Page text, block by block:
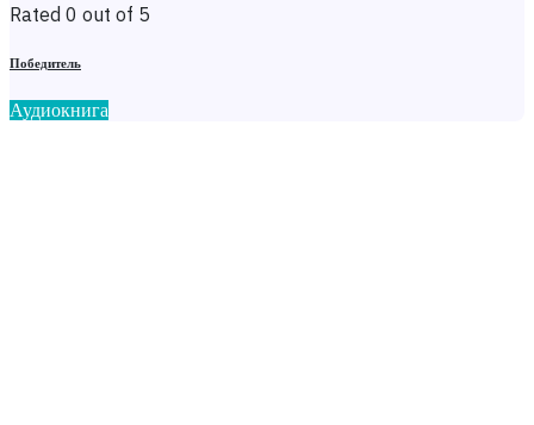
Rated 0 out of 5
Победитель
Аудиокнига